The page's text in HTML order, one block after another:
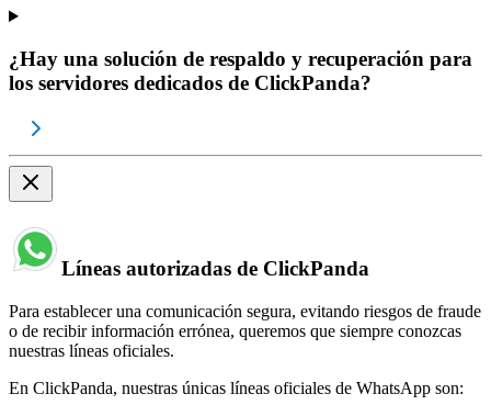
¿Hay una solución de respaldo y recuperación para
los servidores dedicados de ClickPanda?
Líneas autorizadas de ClickPanda
Para establecer una comunicación segura, evitando riesgos de fraude
o de recibir información errónea, queremos que siempre conozcas
nuestras líneas oficiales.
En ClickPanda, nuestras únicas líneas oficiales de WhatsApp son: